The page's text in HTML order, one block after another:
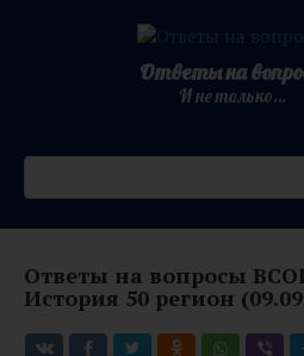
Ответы на
И не только…
Ответы на вопросы
История 50 регион